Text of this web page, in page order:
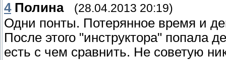
4 Полина (28.04.2013 20:19)
Одни понты. Потерянное время и
После этого "инструктора" попала
есть с чем сравнить. Не советую